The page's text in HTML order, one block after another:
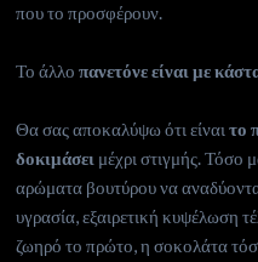
που το προσφέρουν.
Το άλλοπανετόνε είναι με
Θα σας αποκαλύψω ότι είναιτο
δοκιμάσει μέχρι στιγμής. Τόσο
αρώματα βουτύρου να
υγρασία, εξαιρετική κυψέλωση
ζωηρό το πρώτο, η σοκολάτα